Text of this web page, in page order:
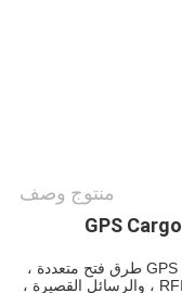
منتوج وصف
GPS